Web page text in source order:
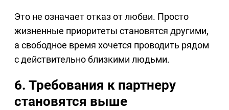
Это не означает отказ от любви. Просто
жизненные приоритеты становятся другими,
а свободное время хочется проводить рядом
с действительно близкими людьми.
6. Требования к партнеру
становятся выше